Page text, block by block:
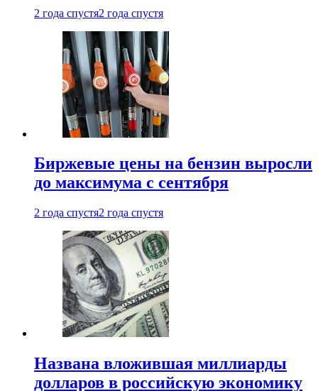
2 года спустя2 года спустя
Биржевые цены на бензин выросли
до максимума с сентября
2 года спустя2 года спустя
Названа вложившая миллиарды
долларов в российскую экономику